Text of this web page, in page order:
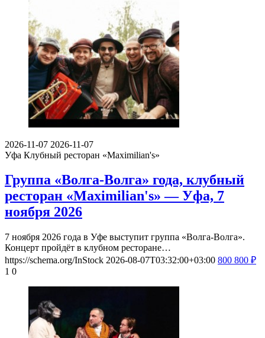
2026-11-07 2026-11-07
Уфа Клубный ресторан «Maximilian's»
Группа «Волга-Волга» года, клубный
ресторан «Maximilian's» — Уфа, 7
ноября 2026
7 ноября 2026 года в Уфе выступит группа «Волга-Волга».
Концерт пройдёт в клубном ресторане…
https://schema.org/InStock 2026-08-07T03:32:00+03:00 800 800 ₽
1 0